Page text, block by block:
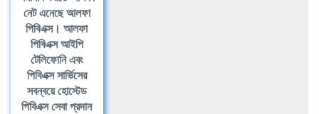
নেট এনেছে আলফা
পিবিএক্স। আলফা
পিবিএক্স আইপি
টেলিফোনি এবং
পিবিএক্স সার্ভিসের
সবন্বয়ে হোস্টেড
পিবিএক্স সেবা প্রদান